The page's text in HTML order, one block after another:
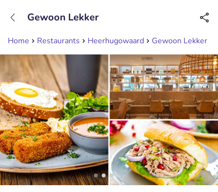
Erreichbar bis 23:00 Uhr
Home Restaurants Heerhugowaard Gewoon Lekker
Gewoon Lekker